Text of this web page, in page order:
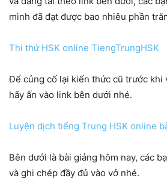
mình đã đạt được bao nhiêu phần
Thi thử HSK online TiengTrungHSK
Để củng cố lại kiến thức cũ trước khi
hãy ấn vào link bên dưới nhé.
Luyện dịch tiếng Trung HSK online
Bên dưới là bài giảng hôm nay, các
và ghi chép đầy đủ vào vở nhé.